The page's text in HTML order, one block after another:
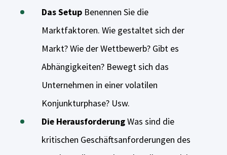
Das Setup Benennen Sie die
Marktfaktoren. Wie gestaltet sich der
Markt? Wie der Wettbewerb? Gibt es
Abhängigkeiten? Bewegt sich das
Unternehmen in einer volatilen
Konjunkturphase? Usw.
Die HerausforderungWas sind die
kritischen Geschäftsanforderungen des